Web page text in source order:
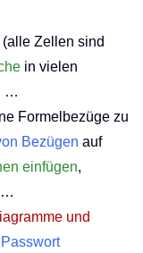
(alle Zellen sind
in vielen
…
Formelbezüge zu
Bezügen auf
einfügen,
…
und